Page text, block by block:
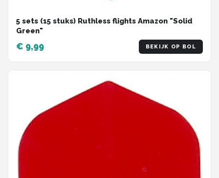
5 sets (15 stuks) Ruthless flights Amazon "Solid
Green"
€ 9,99 BEKIJK OP BOL